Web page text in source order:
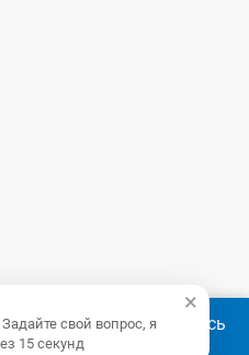
сайт, Вы соглашаетесь
🍪 в соответствии с
×
свой вопрос, я
15 секунд